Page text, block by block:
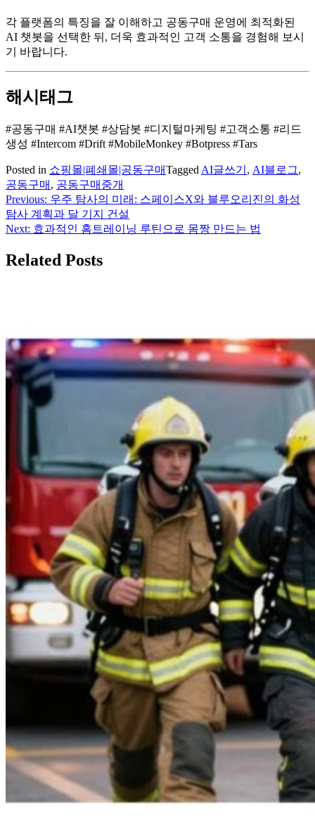
각 플랫폼의 특징을 잘 이해하고 공동구매 운영에 최적화된
AI 챗봇을 선택한 뒤, 더욱 효과적인 고객 소통을 경험해 보시
기 바랍니다.
해시태그
#공동구매 #AI챗봇 #상담봇 #디지털마케팅 #고객소통 #리드
생성 #Intercom #Drift #MobileMonkey #Botpress #Tars
Posted in 쇼핑몰|폐쇄몰|공동구매Tagged AI글쓰기 , AI블로그,
공동구매 , 공동구매중개
글
탐
Previous: 우주 탐사의 미래: 스페이스X와 블루오리진의 화성
탐사 계획과 달 기지 건설
Next: 효과적인 홈트레이닝 루틴으로 몸짱 만드는 법
Related Posts